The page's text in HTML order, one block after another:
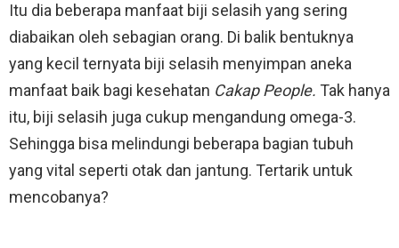
Itu dia beberapa manfaat biji selasih yang sering
diabaikan oleh sebagian orang. Di balik bentuknya
yang kecil ternyata biji selasih menyimpan aneka
manfaat baik bagi kesehatan Cakap People. Tak hanya
itu, biji selasih juga cukup mengandung omega-3.
Sehingga bisa melindungi beberapa bagian tubuh
yang vital seperti otak dan jantung. Tertarik untuk
mencobanya?